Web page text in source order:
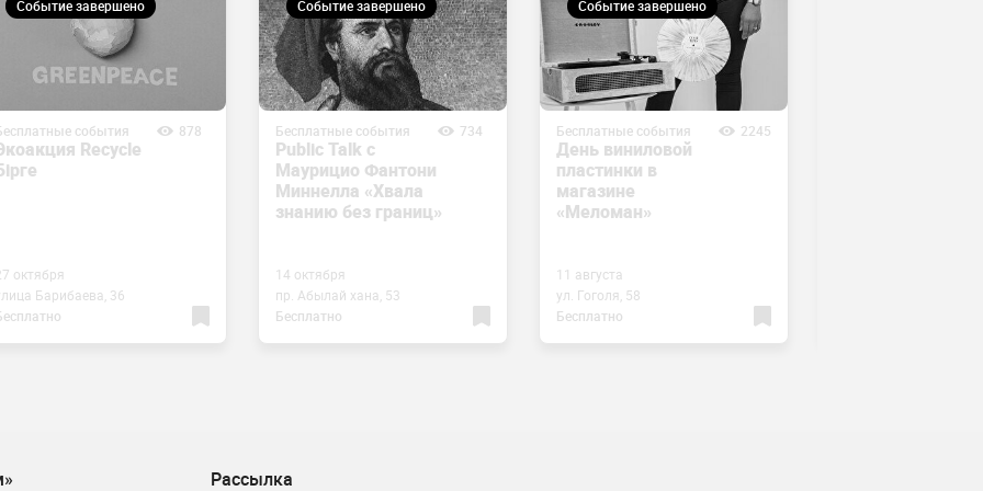
Событие завершено
события 878
Recycle
октября
Барибаева, 36
Событие завершено
Бесплатные события 734
Public Talk с
Маурицио Фантони
Миннелла «Хвала
знанию без границ»
14 октября
пр. Абылай хана, 53
Бесплатно
Событие завершено
Бесплатные события 2245
День виниловой
пластинки в
магазине
«Меломан»
11 августа
ул. Гоголя, 58
Бесплатно
Рассылка